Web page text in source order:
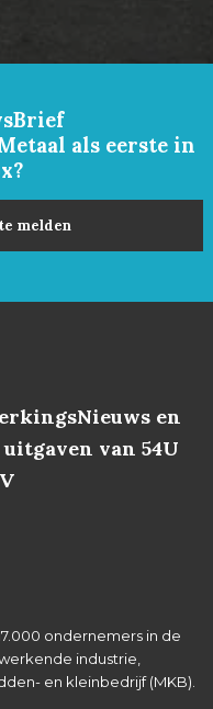
als eerste in
melden
en
van 54U
ondernemers in de
industrie,
en kleinbedrijf (MKB).